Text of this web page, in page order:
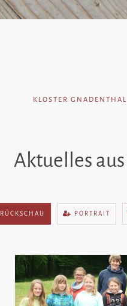
KLOSTER GNADENTHAL
Aktuelles
RÜCKSCHAU PORTRAIT